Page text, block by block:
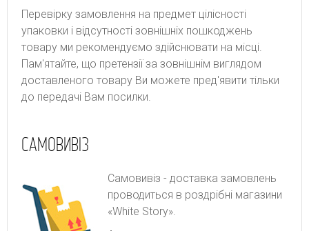
Перевірку замовлення на предмет цілісності
упаковки і відсутності зовнішніх пошкоджень
товару ми рекомендуємо здійснювати на місці.
Пам'ятайте, що претензії за зовнішнім виглядом
доставленого товару Ви можете пред'явити тільки
до передачі Вам посилки.
САМОВИВІЗ
Самовивіз - доставка замовлень
проводиться в роздрібні магазини
«White Story».